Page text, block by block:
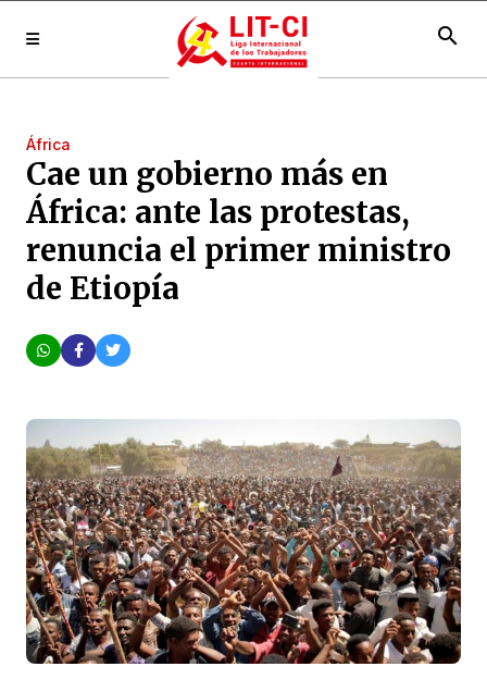
search
África
Cae un gobierno más en
África: ante las protestas,
renuncia el primer ministro
de Etiopía